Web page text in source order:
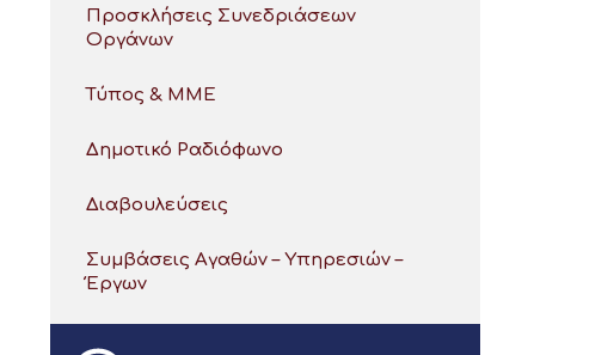
Προσκλήσεις Συνεδριάσεων
Οργάνων
Τύπος & ΜΜΕ
Δημοτικό Ραδιόφωνο
Διαβουλεύσεις
Συμβάσεις Αγαθών – Υπηρεσιών –
Έργων